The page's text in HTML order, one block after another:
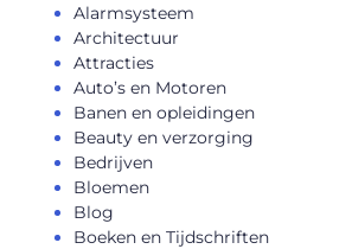
Alarmsysteem
Architectuur
Attracties
Auto’s en Motoren
Banen en opleidingen
Beauty en verzorging
Bedrijven
Bloemen
Blog
Boeken en Tijdschriften